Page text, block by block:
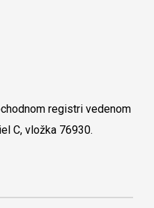
registri vedenom
C, vložka 76930.